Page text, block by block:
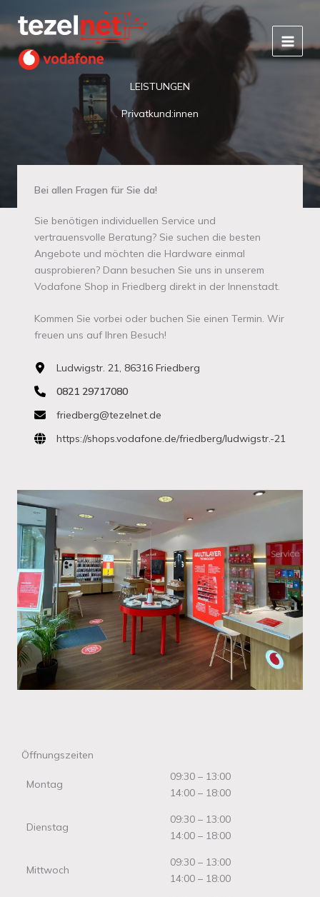
Inhalt
springen
LEISTUNGEN
Privatkund:innen
Bei allen Fragen für Sie da!
Sie benötigen individuellen Service und
vertrauensvolle Beratung? Sie suchen die besten
Angebote und möchten die Hardware einmal
ausprobieren? Dann besuchen Sie uns in unserem
Vodafone Shop in Friedberg direkt in der Innenstadt.
Kommen Sie vorbei oder buchen Sie einen Termin. Wir
freuen uns auf Ihren Besuch!
Ludwigstr. 21, 86316 Friedberg
0821 29717080
friedberg@tezelnet.de
https://shops.vodafone.de/friedberg/ludwigstr.-21
Öffnungszeiten
Montag
09:30 – 13:00
14:00 – 18:00
Dienstag
09:30 – 13:00
14:00 – 18:00
Mittwoch
09:30 – 13:00
14:00 – 18:00